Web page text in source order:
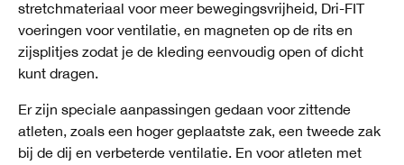
stretchmateriaal voor meer bewegingsvrijheid, Dri-FIT
voeringen voor ventilatie, en magneten op de rits en
zijsplitjes zodat je de kleding eenvoudig open of dicht
kunt dragen.
Er zijn speciale aanpassingen gedaan voor zittende
atleten, zoals een hoger geplaatste zak, een tweede zak
bij de dij en verbeterde ventilatie. En voor atleten met